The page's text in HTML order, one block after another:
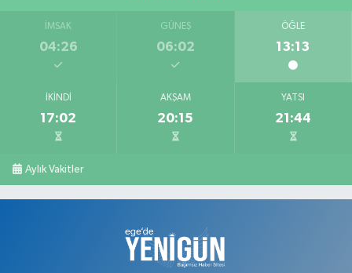
İMSAK
04:26
GÜNEŞ
06:02
ÖĞLE
13:13
İKINDI
17:02
AKŞAM
20:15
YATSI
21:44
Aylık Vakitler